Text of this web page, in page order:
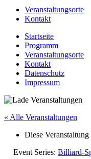
Veranstaltungsorte
Kontakt
Startseite
Programm
Veranstaltungsorte
Kontakt
Datenschutz
Impressum
« Alle Veranstaltungen
Diese
Event Series: Billiard-